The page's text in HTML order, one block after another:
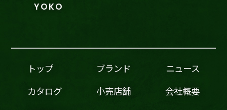
YOKO
トップ ブランド
ニュース
カタログ
小売店舗
会社概要